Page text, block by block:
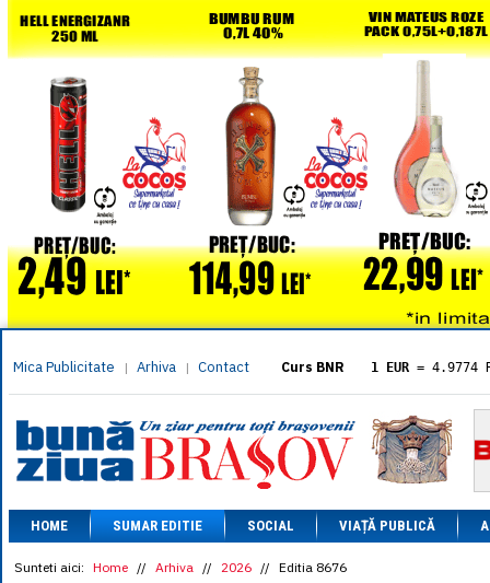
Mica Publicitate | Arhiva | Contact Curs BNR 1 EUR = 4.9774
= 5.8304
1 XAU= 464.4611
1 AED= 1.1933
1 AUD= 2.7957
1 BGN= 2.5449
1 CAD= 3.1559
1 CHF= 5.2813
HOME SUMAR EDITIE SOCIAL VIAȚĂ PUBLICĂ
Sunteti aici: Home // Arhiva // 2026 // Editia 8676